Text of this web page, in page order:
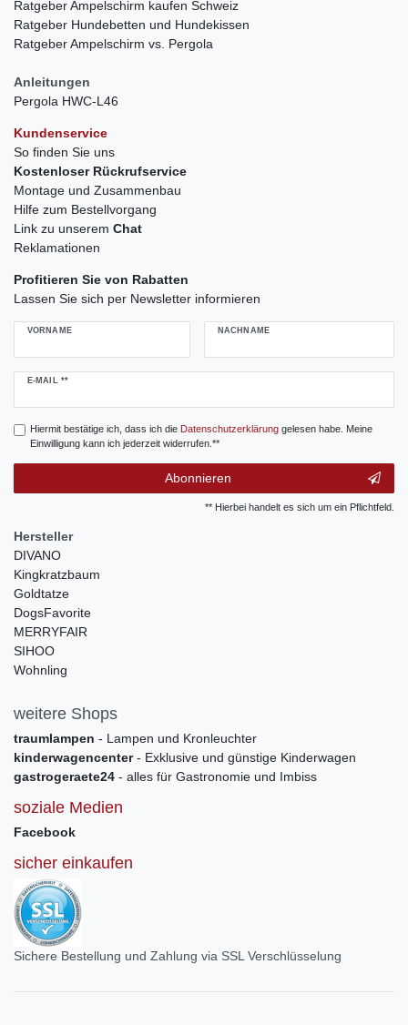
Ratgeber Ampelschirm kaufen Schweiz
Ratgeber Hundebetten und Hundekissen
Ratgeber Ampelschirm vs. Pergola
Anleitungen
Pergola HWC-L46
Kundenservice
So finden Sie uns
Kostenloser Rückrufservice
Montage und Zusammenbau
Hilfe zum Bestellvorgang
Link zu unserem Chat
Reklamationen
Profitieren Sie von Rabatten
Lassen Sie sich per Newsletter informieren
VORNAME NACHNAME
E-MAIL **
Newsletter
Hiermit bestätige ich, dass ich die Daten­schutz­erklärunggelesen habe. Meine
Einwilligung kann ich jederzeit widerrufen.**
Abonnieren
** Hierbei handelt es sich um ein Pflichtfeld.
Hersteller
DIVANO
Kingkratzbaum
Goldtatze
DogsFavorite
MERRYFAIR
SIHOO
Wohnling
weitere Shops
traumlampen - Lampen und Kronleuchter
kinderwagencenter- Exklusive und günstige Kinderwagen
gastrogeraete24 - alles für Gastronomie und Imbiss
soziale Medien
Facebook
sicher einkaufen
Sichere Bestellung und Zahlung via SSL Verschlüsselung